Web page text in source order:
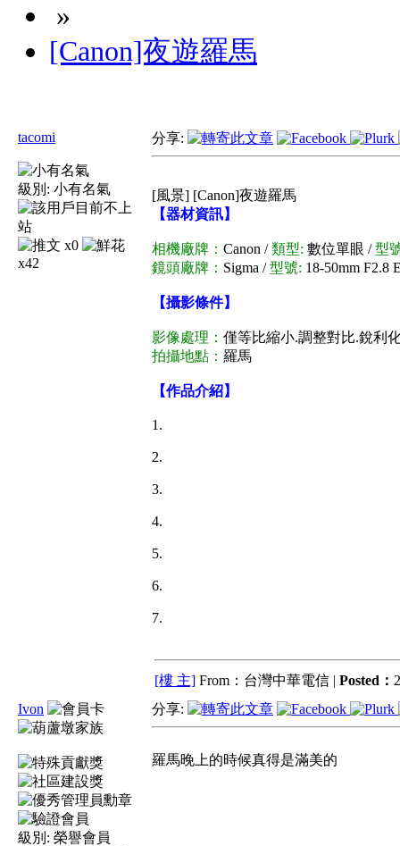
»
[Canon]夜遊羅馬
tacomi
級別: 小有名氣
x0
x42
分享:
[風景] [Canon]夜遊羅馬
【器材資訊】
相機廠牌： Canon /類型: 數位單眼 /型
鏡頭廠牌： Sigma /型號: 18-50mm F2.8
【攝影條件】
影像處理： 僅等比縮小.調整對比.銳利
拍攝地點： 羅馬
【作品介紹】
1.
2.
3.
4.
5.
6.
7.
[樓 主] From：台灣中華電信 | Posted：
Ivon
級別: 榮譽會員
分享:
羅馬晚上的時候真得是滿美的